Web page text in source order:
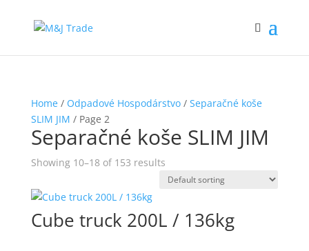
Home/ Odpadové Hospodárstvo/ Separačné koše
SLIM JIM / Page 2
Separačné koše SLIM JIM
Showing 10–18 of 153 results
Cube truck 200L / 136kg